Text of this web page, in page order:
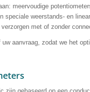
meervoudige
speciale weerstands- en
met of zonder
aanvraag, zodat we het